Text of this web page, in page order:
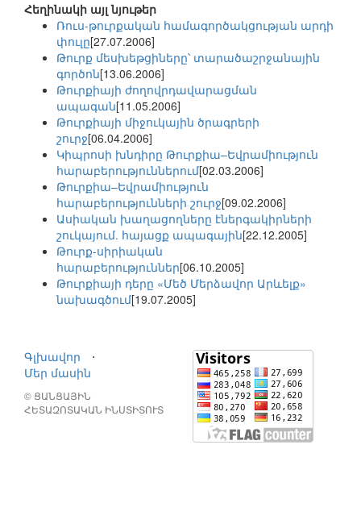
Հեղինակի այլ նյութեր
Ռուս-թուրքական համագործակցության արդի
փուլը[27.07.2006]
Թուրք մեսխեթցիները՝ տարածաշրջանային
գործոն[13.06.2006]
Թուրքիայի ժողովրդավարացման
ապագան[11.05.2006]
Թուրքիայի միջուկային ծրագրերի
շուրջ[06.04.2006]
Կիպրոսի խնդիրը Թուրքիա–Եվրամիություն
հարաբերություններում[02.03.2006]
Թուրքիա–Եվրամիություն
հարաբերությունների շուրջ[09.02.2006]
Ասիական խաղացողները էներգակիրների
շուկայում. հայացք ապագային[22.12.2005]
Թուրք-սիրիական
հարաբերություններ[06.10.2005]
Թուրքիայի դերը «Մեծ Մերձավոր Արևելք»
նախագծում[19.07.2005]
Գլխավոր
⋅
Մեր մասին
© ՑԱՆՑԱՅԻՆ
ՀԵՏԱԶՈՏԱԿԱՆ ԻՆՍՏԻՏՈՒՏ